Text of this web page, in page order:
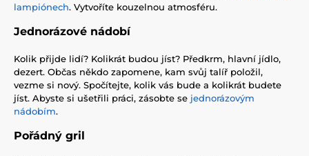
lampiónech. Vytvoříte kouzelnou atmosféru.
Jednorázové nádobí
Kolik přijde lidí? Kolikrát budou jíst? Předkrm, hlavní jídlo,
dezert. Občas někdo zapomene, kam svůj talíř položil,
vezme si nový. Spočítejte, kolik vás bude a kolikrát budete
jíst. Abyste si ušetřili práci, zásobte se jednorázovým
nádobím.
Pořádný gril